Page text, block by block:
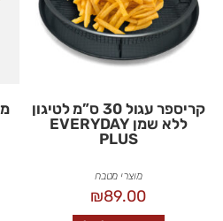
קריספר עגול 30 ס”מ לטיגון
ללא שמן EVERYDAY
PLUS
מוצרי מטבח
₪89.00